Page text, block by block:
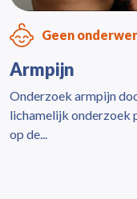
Geen
Armpijn
Onderzoek armpijn
lichamelijk onderzoek
op de...